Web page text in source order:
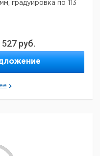
градуировка по 113
527 руб.